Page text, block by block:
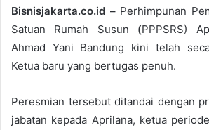
n
Bisnisjakarta.co.id – Perhimpunan
Satuan Rumah Susun (PPPSRS)
Ahmad Yani Bandung kini telah
Ketua baru yang bertugas penuh.
Peresmian tersebut ditandai dengan
jabatan kepada Aprilana, ketua